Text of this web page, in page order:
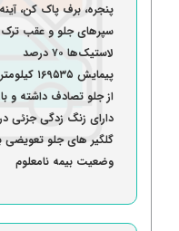
پنجره، برف پاک کن،
سپرهای جلو و عقب ترک
لاستیک‌ها ۷۰ درصد
پیمایش ۱۶۹۵۳۵ کیلومتر
از جلو تصادف داشته و
دارای زنگ زدگی جزئی
گلگیر های جلو تعویضی
وضعیت بیمه نامعلوم